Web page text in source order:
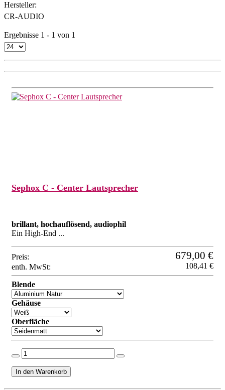
Hersteller:
CR-AUDIO
Ergebnisse 1 - 1 von 1
Sephox C - Center Lautsprecher
brillant, hochauflösend, audiophil
Ein High-End ...
Preis: 679,00 €
enth. MwSt: 108,41 €
Blende
Gehäuse
Oberfläche